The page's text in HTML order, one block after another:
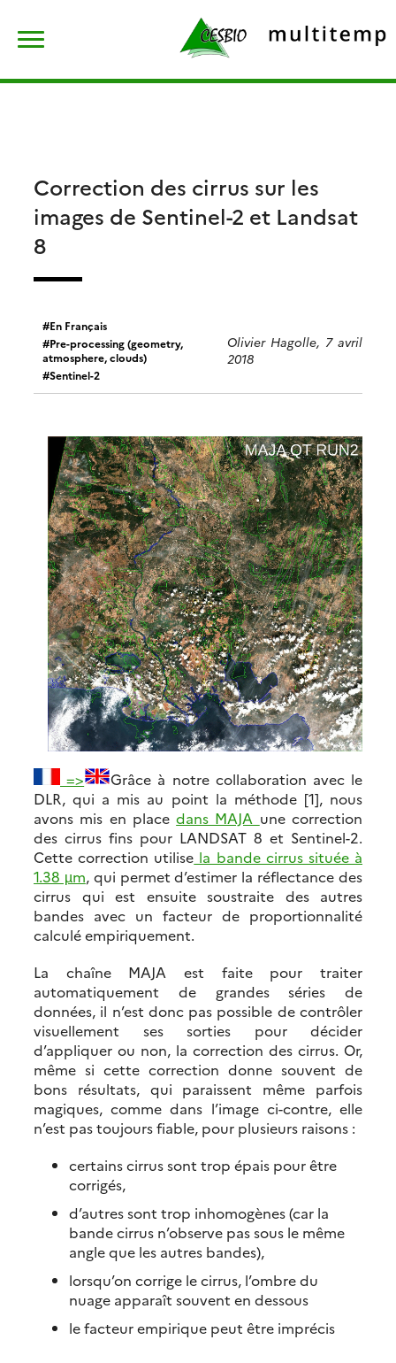
content
Correction des cirrus sur les
images de Sentinel-2 et Landsat
8
En Français
Pre-processing (geometry,
atmosphere, clouds)
Sentinel-2
Olivier Hagolle, 7 avril
2018
=>
Grâce à notre collaboration avec le
DLR, qui a mis au point la méthode [1], nous
avons mis en placedans MAJA une correction
des cirrus fins pour LANDSAT 8 et Sentinel-2.
Cette correction utilise la bande cirrus située à
1.38 µm, qui permet d’estimer la réflectance des
cirrus qui est ensuite soustraite des autres
bandes avec un facteur de proportionnalité
calculé empiriquement.
La chaîne MAJA est faite pour traiter
automatiquement de grandes séries de
données, il n’est donc pas possible de contrôler
visuellement ses sorties pour décider
d’appliquer ou non, la correction des cirrus. Or,
même si cette correction donne souvent de
bons résultats, qui paraissent même parfois
magiques, comme dans l’image ci-contre, elle
n’est pas toujours fiable, pour plusieurs raisons :
certains cirrus sont trop épais pour être
corrigés,
d’autres sont trop inhomogènes (car la
bande cirrus n’observe pas sous le même
angle que les autres bandes),
lorsqu’on corrige le cirrus, l’ombre du
nuage apparaît souvent en dessous
le facteur empirique peut être imprécis